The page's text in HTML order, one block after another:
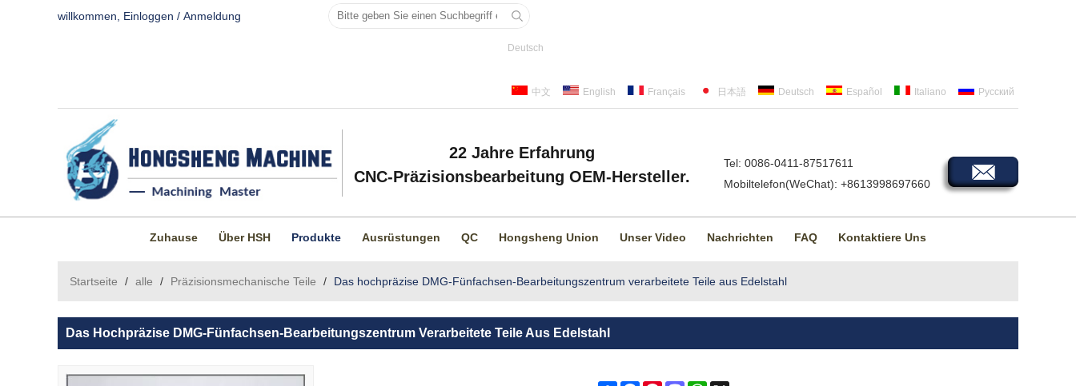
willkommen, Einloggen / Anmeldung
Deutsch
中文 English Français 日本語 Deutsch Español Italiano Русский
22 Jahre Erfahrung
CNC-Präzisionsbearbeitung OEM-Hersteller.
Tel: 0086-0411-87517611
Mobiltelefon(WeChat): +8613998697660
Zuhause Über HSH Produkte Ausrüstungen QC Hongsheng Union Unser Video Nachrichten FAQ Kontaktiere Uns
Startseite / alle / Präzisionsmechanische Teile / Das hochpräzise DMG-Fünfachsen-Bearbeitungszentrum verarbeitete Teile aus Edelstahl
Das Hochpräzise DMG-Fünfachsen-Bearbeitungszentrum Verarbeitete Teile Aus Edelstahl